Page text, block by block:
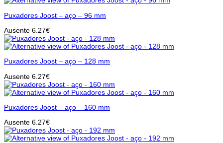
Puxadores Joost – aço – 96 mm
Ausente 6.27€
Puxadores Joost – aço – 128 mm
Ausente 6.27€
Puxadores Joost – aço – 160 mm
Ausente 6.27€